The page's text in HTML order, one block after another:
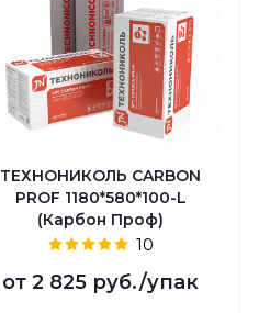
ТЕХНОНИКОЛЬ CARBON
PROF 1180*580*100-L
(Карбон Проф)
10
от 2 825 руб./упак